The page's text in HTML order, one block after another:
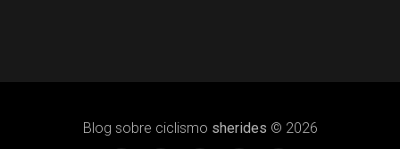
Blog sobre ciclismo sherides © 2026